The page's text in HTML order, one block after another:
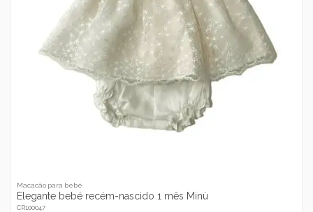
Macacão para bebé
Elegante bebé recém-nascido 1 mês Minù
CR100047